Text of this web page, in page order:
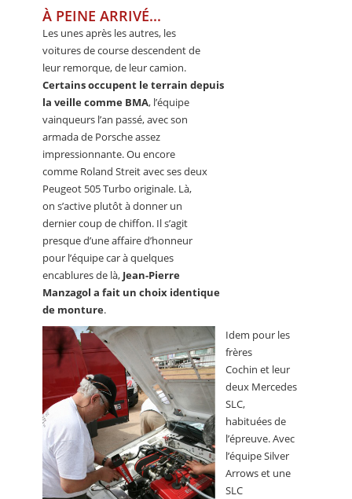
À PEINE ARRIVÉ...
Les unes après les autres, les
voitures de course descendent de
leur remorque, de leur camion.
Certains occupent le terrain depuis
la veille comme BMA, l’équipe
vainqueurs l’an passé, avec son
armada de Porsche assez
impressionnante. Ou encore
comme Roland Streit avec ses deux
Peugeot 505 Turbo originale. Là,
on s’active plutôt à donner un
dernier coup de chiffon. Il s’agit
presque d’une affaire d’honneur
pour l’équipe car à quelques
encablures de là, Jean-Pierre
Manzagol a fait un choix identique
de monture.
Idem pour les
frères
Cochin et leur
deux Mercedes
SLC,
habituées de
l’épreuve. Avec
l’équipe Silver
Arrows et une
SLC